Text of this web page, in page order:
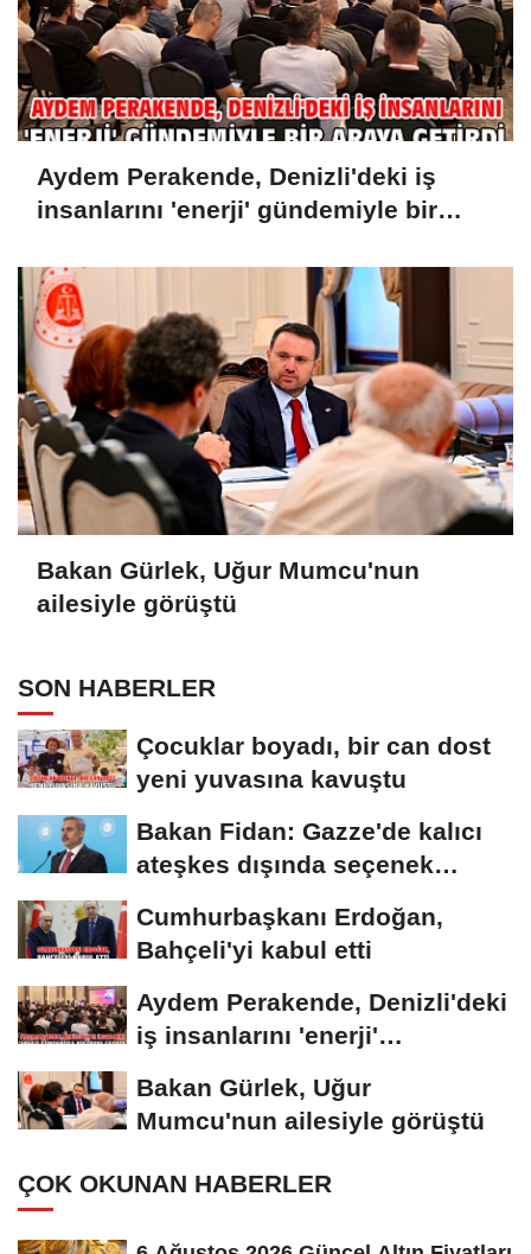
Aydem Perakende, Denizli'deki iş
insanlarını 'enerji' gündemiyle bir
Bakan Gürlek, Uğur Mumcu'nun
ailesiyle görüştü
SON HABERLER
Çocuklar boyadı, bir can dost
yeni yuvasına kavuştu
Bakan Fidan: Gazze'de kalıcı
ateşkes dışında seçenek
Cumhurbaşkanı Erdoğan,
Bahçeli'yi kabul etti
Aydem Perakende, Denizli'deki
iş insanlarını 'enerji'
Bakan Gürlek, Uğur
Mumcu'nun ailesiyle görüştü
ÇOK OKUNAN HABERLER